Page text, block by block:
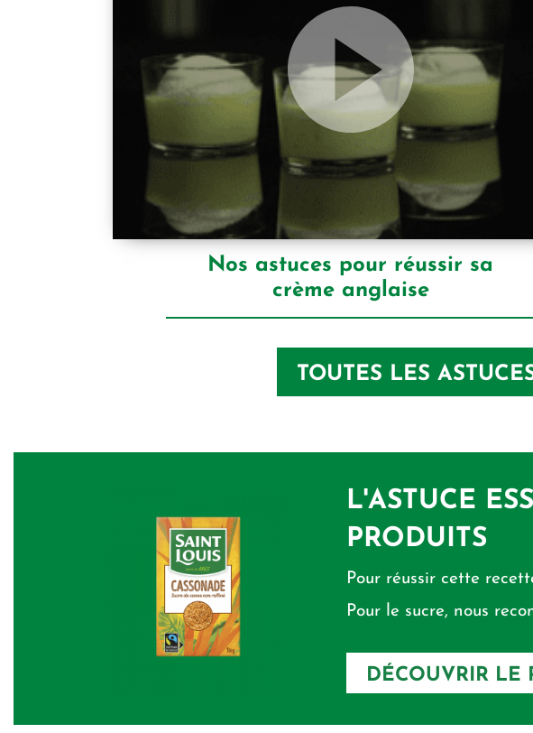
Nos astuces pour réussir sa
crème anglaise
TOUTES LES
L'ASTUCE
PRODUITS
Pour réussir cette
Pour le sucre, nous
DÉCOUVRIR LE